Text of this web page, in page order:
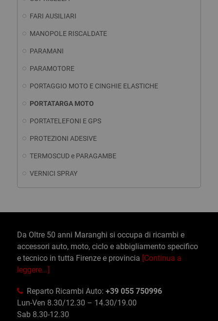
FARI AUSILIARI
MANOPOLE RISCALDATE
PARAMANI
PARAMOTORE
PORTAGGIO MOTO E CINGHIE ELASTICHE
PORTATARGA MOTO
PORTATELEFONI E GPS
PROTEZIONI ADESIVE
TERMOSCUD e PARAGAMBE
VERNICI SPRAY
Da Oltre 50 anni Maranghi si occupa di ricambi e
accessori auto, moto, ciclo e abbigliamento specifico
e tecnico in tutta Firenze e provincia [Continua a
leggere...]
Reparto Ricambi Auto: +39 055 750996
Lun-Ven 8.30/12.30 – 14.30/19.00
Sab 8.30-12.30